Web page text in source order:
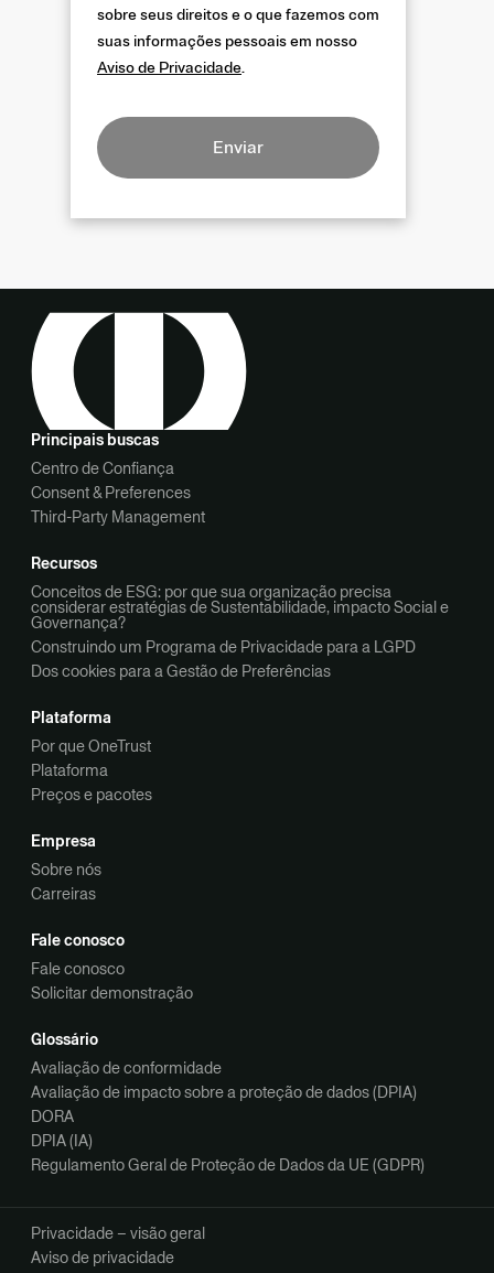
sobre seus direitos e o que fazemos com
suas informações pessoais em nosso
Aviso de Privacidade.
Enviar
Principais buscas
Centro de Confiança
Consent & Preferences
Third-Party Management
Recursos
Conceitos de ESG: por que sua organização precisa
considerar estratégias de Sustentabilidade, impacto Social e
Governança?
Construindo um Programa de Privacidade para a LGPD
Dos cookies para a Gestão de Preferências
Plataforma
Por que OneTrust
Plataforma
Preços e pacotes
Empresa
Sobre nós
Carreiras
Fale conosco
Fale conosco
Solicitar demonstração
Glossário
Avaliação de conformidade
Avaliação de impacto sobre a proteção de dados (DPIA)
DORA
DPIA (IA)
Regulamento Geral de Proteção de Dados da UE (GDPR)
Privacidade – visão geral
Aviso de privacidade